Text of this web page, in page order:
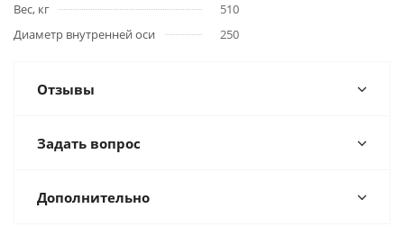
Вес, кг
510
Диаметр внутренней оси
250
Отзывы
Задать вопрос
Дополнительно